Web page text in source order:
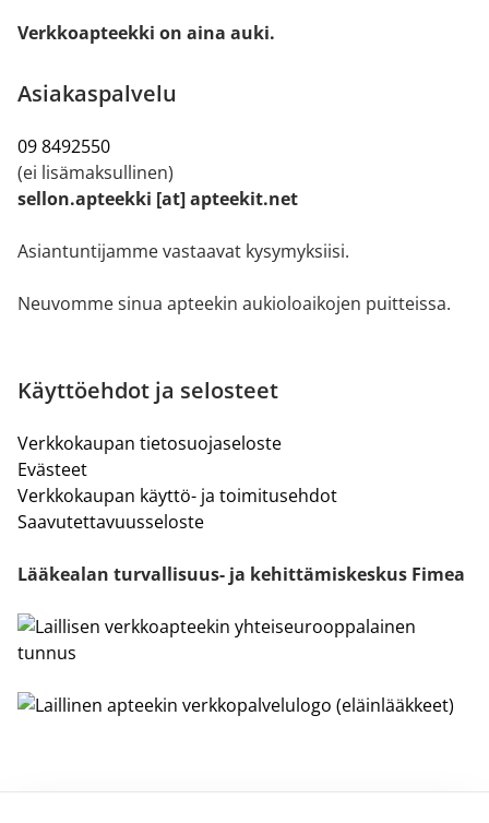
Verkkoapteekki on aina auki.
Asiakaspalvelu
09 8492550
(ei lisämaksullinen)
sellon.apteekki [at] apteekit.net
Asiantuntijamme vastaavat kysymyksiisi.
Neuvomme sinua apteekin aukioloaikojen puitteissa.
Käyttöehdot ja selosteet
Verkkokaupan tietosuojaseloste
Evästeet
Verkkokaupan käyttö- ja toimitusehdot
Saavutettavuusseloste
Lääkealan turvallisuus- ja kehittämiskeskus Fimea